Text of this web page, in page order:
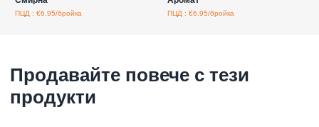
ПЦД : €6.95/бройка ПЦД : €6.95/бройка
Продавайте повече с тези
продукти